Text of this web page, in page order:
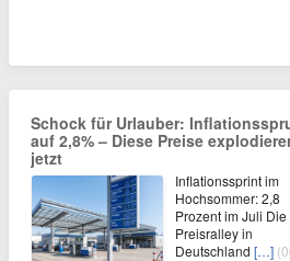
Schock für Urlauber:
auf 2,8% – Diese Preise
jetzt
Inflationssprint im
Hochsommer: 2,8
Prozent im Juli Die
Preisralley in
Deutschland […]